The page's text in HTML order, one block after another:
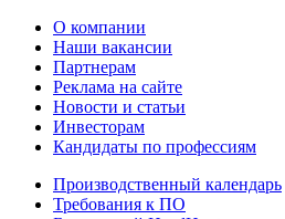
О компании
Наши вакансии
Партнерам
Реклама на сайте
Новости и статьи
Инвесторам
Кандидаты по профессиям
Производственный календарь
Требования к ПО